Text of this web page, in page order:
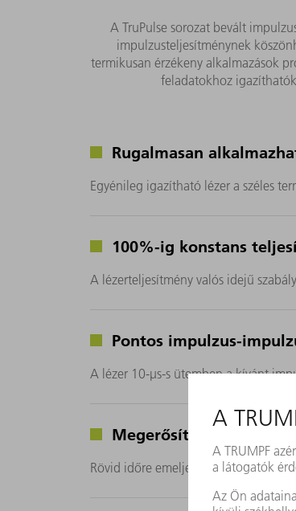
A TruPulse sorozat bevált
impulzusteljesítménynek
termikusan érzékeny alkalmazások
feladatokhoz
Rugalmasan
Egyénileg igazítható lézer a széles
100%-ig konstans
A lézerteljesítmény valós idejű
Pontos impulzus-
A lézer 10-μs-s ütemben a kívánt
Megerősített közepes
Rövid időre emelje sokszorosára a